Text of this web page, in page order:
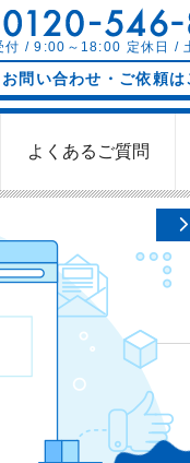
付 / 9:00～18:00 定休日 /
お問い合わせ ・ご依頼は
よくあるご質問